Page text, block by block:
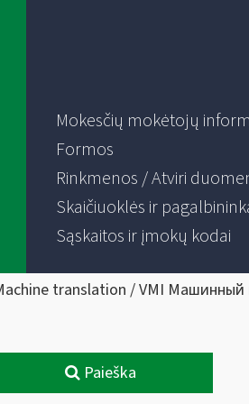
Mokesčių mokėtojų
Formos
Rinkmenos / Atviri
Skaičiuoklės ir
Sąskaitos ir įmokų kodai
translation / VMI
Paieška